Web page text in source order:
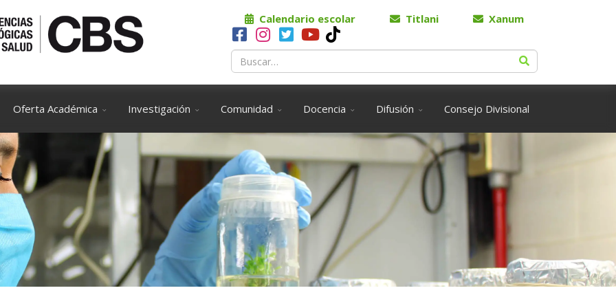
Calendario escolar Titlani Xanum
Oferta Académica Investigación Comunidad Docencia Difusión Consejo Divisional